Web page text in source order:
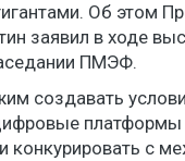
Об этом
заявил в ходе
ПМЭФ.
создавать
платформы
конкурировать с